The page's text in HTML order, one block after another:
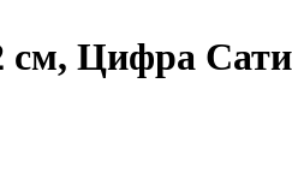
Цифра